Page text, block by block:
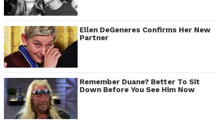
Ellen DeGeneres Confirms Her New
Partner
Remember Duane? Better To Sit
Down Before You See Him Now